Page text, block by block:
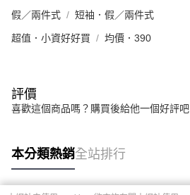
假／兩件式 短袖．假／兩件式
超值．小資好好買 均價．390
評價
喜歡這個商品嗎？購買後給他一個好評吧
本分類熱銷全站排行